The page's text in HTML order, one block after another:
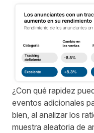
¿Con qué rapidez
eventos adicionales
bien, al analizar los
muestra aleatoria de